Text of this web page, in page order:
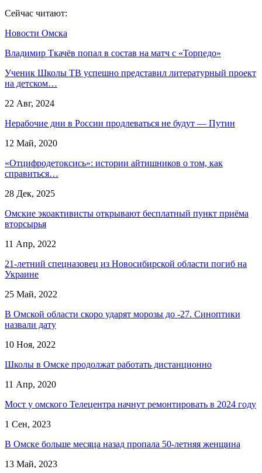
Сейчас читают:
Новости Омска
Владимир Ткачёв попал в состав на матч с «Торпедо»
Ученик Школы ТВ успешно представил литературный проект
на детском…
22 Авг, 2024
Нерабочие дни в России продлеваться не будут — Путин
12 Май, 2020
«Отцифродетоксись»: истории айтишников о том, как
справиться…
28 Дек, 2025
Омские экоактивисты открывают бесплатный пункт приёма
вторсырья
11 Апр, 2022
21-летний спецназовец из Новосибирской области погиб на
Украине
25 Май, 2022
В Омской области скоро ударят морозы до -27. Синоптики
назвали дату
10 Ноя, 2022
Школы в Омске продолжат работать дистанционно
11 Апр, 2020
Мост у омского Телецентра начнут ремонтировать в 2024 году
1 Сен, 2023
В Омске больше месяца назад пропала 50-летняя женщина
13 Май, 2023